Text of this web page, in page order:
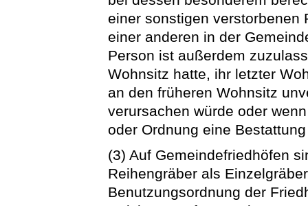
einer sonstigen verstorbenen
einer anderen in der
Person ist außerdem
Wohnsitz hatte, ihr letzter
an den früheren Wohnsitz
verursachen würde oder
oder Ordnung eine
(3) Auf Gemeindefriedhöfen
Reihengräber als
Benutzungsordnung der